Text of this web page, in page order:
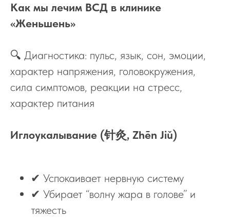
Как мы лечим ВСД в клинике
«Женьшень»
🔍 Диагностика: пульс, язык, сон, эмоции,
характер напряжения, головокружения,
сила симптомов, реакции на стресс,
характер питания
Иглоукалывание (针灸, Zhēn Jiǔ)
✔ Успокаивает нервную систему
✔ Убирает “волну жара в голове” и
тяжесть